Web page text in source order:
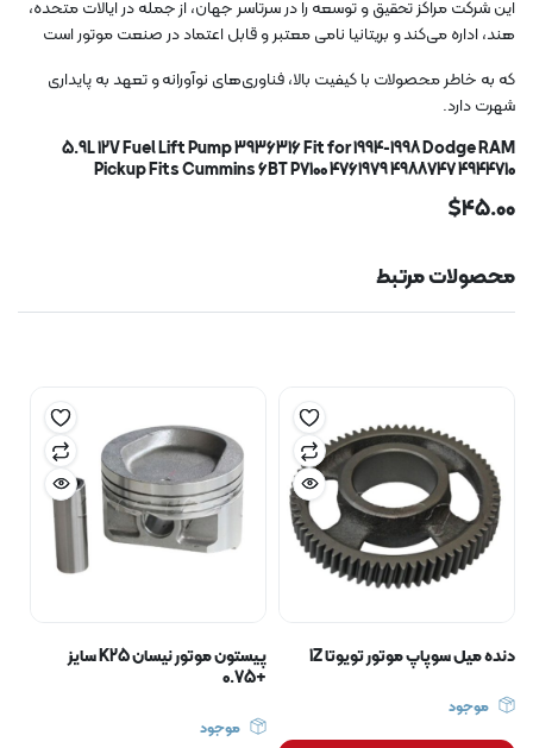
این شرکت مراکز تحقیق و توسعه را در سرتاسر جهان، از جمله در ایالات متحده،
هند، اداره می‌کند و بریتانیا نامی معتبر و قابل اعتماد در صنعت موتور است
که به خاطر محصولات با کیفیت بالا، فناوری‌های نوآورانه و تعهد به پایداری
شهرت دارد.
5.9L 12V Fuel Lift Pump 3936316 Fit for 1994-1998 Dodge RAM
Pickup Fits Cummins 6BT P7100 4761979 4988747 4944710
$45.00
محصولات مرتبط
دنده میل سوپاپ موتور تویوتا 1Z
موجود
پیستون موتور نیسان K25 سایز
+0.75
موجود